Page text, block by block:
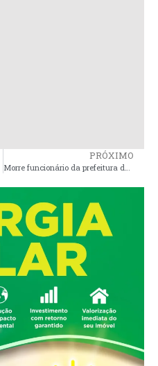
PRÓXIMO
Morre funcionário da prefeitura de Cururupu atingido por tiro durante protesto